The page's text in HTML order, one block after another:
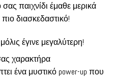
παιχνίδι έμαθε μερικά
διασκεδαστικό!
έγινε μεγαλύτερη!
χαρακτήρα
ένα μυστικό power-up που